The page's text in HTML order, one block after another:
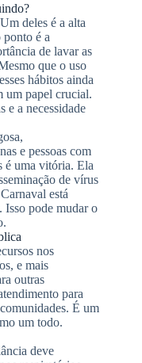
deles é a alta
é a
de lavar as
que o uso
hábitos ainda
um papel crucial.
e a necessidade
e pessoas com
é uma vitória. Ela
de vírus
está
Isso pode mudar o
nos
e mais
outras
para
É um
um todo.
deve